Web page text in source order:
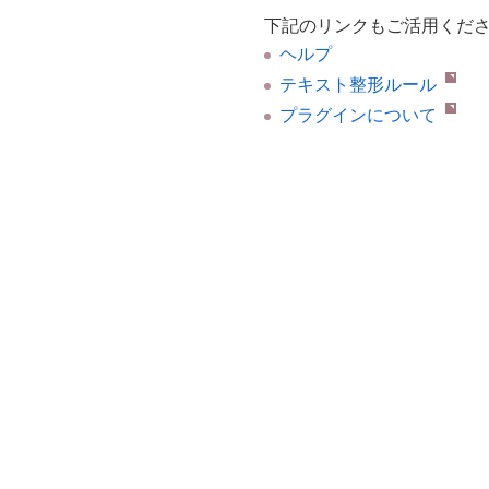
下記のリンクもご活用くだ
ヘルプ
テキスト整形ルール
プラグインについて